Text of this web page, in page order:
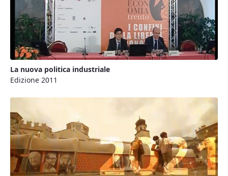
La nuova politica industriale
Edizione 2011